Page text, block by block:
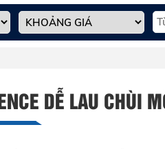
DỄ LAU CHÙI